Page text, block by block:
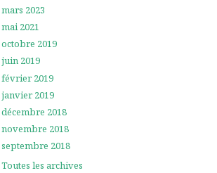
mars 2023
mai 2021
octobre 2019
juin 2019
février 2019
janvier 2019
décembre 2018
novembre 2018
septembre 2018
Toutes les archives